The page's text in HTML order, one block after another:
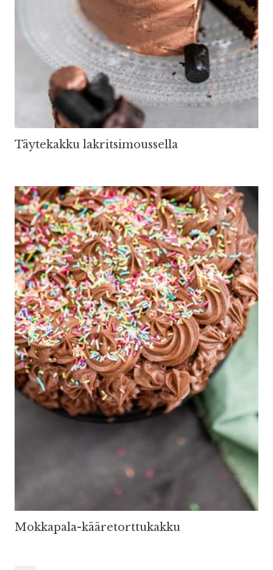
Täytekakku lakritsimoussella
Mokkapala-kääretorttukakku